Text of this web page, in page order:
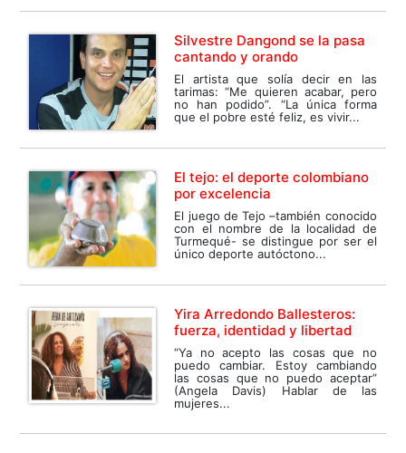
Silvestre Dangond se la pasa
cantando y orando
El artista que solía decir en las
tarimas: “Me quieren acabar, pero
no han podido”. “La única forma
que el pobre esté feliz, es vivir...
El tejo: el deporte colombiano
por excelencia
El juego de Tejo –también conocido
con el nombre de la localidad de
Turmequé- se distingue por ser el
único deporte autóctono...
Yira Arredondo Ballesteros:
fuerza, identidad y libertad
“Ya no acepto las cosas que no
puedo cambiar. Estoy cambiando
las cosas que no puedo aceptar”
(Angela Davis) Hablar de las
mujeres...